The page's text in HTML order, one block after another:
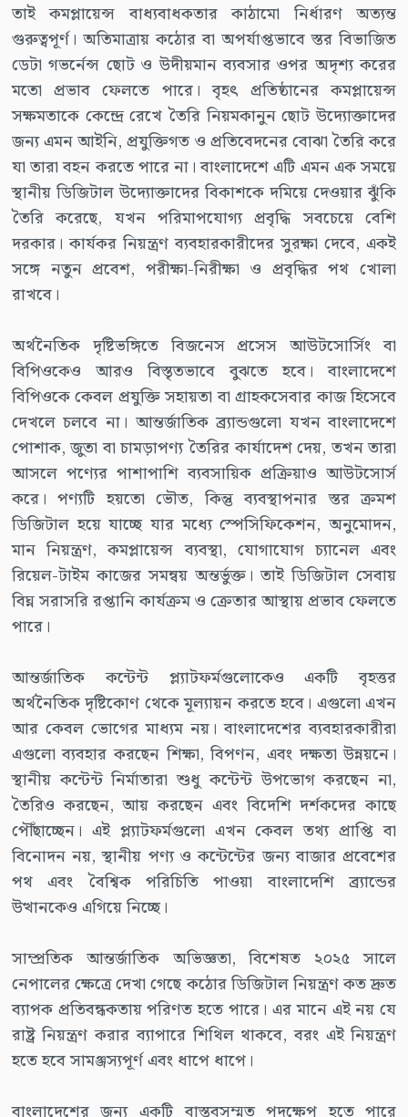
তাই কমপ্লায়েন্স বাধ্যবাধকতার কাঠামো নির্ধারণ অত্যন্ত
গুরুত্বপূর্ণ। অতিমাত্রায় কঠোর বা অপর্যাপ্তভাবে স্তর বিভাজিত
ডেটা গভর্নেন্স ছোট ও উদীয়মান ব্যবসার ওপর অদৃশ্য করের
মতো প্রভাব ফেলতে পারে। বৃহৎ প্রতিষ্ঠানের কমপ্লায়েন্স
সক্ষমতাকে কেন্দ্রে রেখে তৈরি নিয়মকানুন ছোট উদ্যোক্তাদের
জন্য এমন আইনি, প্রযুক্তিগত ও প্রতিবেদনের বোঝা তৈরি করে
যা তারা বহন করতে পারে না। বাংলাদেশে এটি এমন এক সময়ে
স্থানীয় ডিজিটাল উদ্যোক্তাদের বিকাশকে দমিয়ে দেওয়ার ঝুঁকি
তৈরি করেছে, যখন পরিমাপযোগ্য প্রবৃদ্ধি সবচেয়ে বেশি
দরকার। কার্যকর নিয়ন্ত্রণ ব্যবহারকারীদের সুরক্ষা দেবে, একই
সঙ্গে নতুন প্রবেশ, পরীক্ষা-নিরীক্ষা ও প্রবৃদ্ধির পথ খোলা
রাখবে।
অর্থনৈতিক দৃষ্টিভঙ্গিতে বিজনেস প্রসেস আউটসোর্সিং বা
বিপিওকেও আরও বিস্তৃতভাবে বুঝতে হবে। বাংলাদেশে
বিপিওকে কেবল প্রযুক্তি সহায়তা বা গ্রাহকসেবার কাজ হিসেবে
দেখলে চলবে না। আন্তর্জাতিক ব্র্যান্ডগুলো যখন বাংলাদেশে
পোশাক, জুতা বা চামড়াপণ্য তৈরির কার্যাদেশ দেয়, তখন তারা
আসলে পণ্যের পাশাপাশি ব্যবসায়িক প্রক্রিয়াও আউটসোর্স
করে। পণ্যটি হয়তো ভৌত, কিন্তু ব্যবস্থাপনার স্তর ক্রমশ
ডিজিটাল হয়ে যাচ্ছে যার মধ্যে স্পেসিফিকেশন, অনুমোদন,
মান নিয়ন্ত্রণ, কমপ্লায়েন্স ব্যবস্থা, যোগাযোগ চ্যানেল এবং
রিয়েল-টাইম কাজের সমন্বয় অন্তর্ভুক্ত। তাই ডিজিটাল সেবায়
বিঘ্ন সরাসরি রপ্তানি কার্যক্রম ও ক্রেতার আস্থায় প্রভাব ফেলতে
পারে।
আন্তর্জাতিক কন্টেন্ট প্ল্যাটফর্মগুলোকেও একটি বৃহত্তর
অর্থনৈতিক দৃষ্টিকোণ থেকে মূল্যায়ন করতে হবে। এগুলো এখন
আর কেবল ভোগের মাধ্যম নয়। বাংলাদেশের ব্যবহারকারীরা
এগুলো ব্যবহার করছেন শিক্ষা, বিপণন, এবং দক্ষতা উন্নয়নে।
স্থানীয় কন্টেন্ট নির্মাতারা শুধু কন্টেন্ট উপভোগ করছেন না,
তৈরিও করছেন, আয় করছেন এবং বিদেশি দর্শকদের কাছে
পৌঁছাচ্ছেন। এই প্ল্যাটফর্মগুলো এখন কেবল তথ্য প্রাপ্তি বা
বিনোদন নয়, স্থানীয় পণ্য ও কন্টেন্টের জন্য বাজার প্রবেশের
পথ এবং বৈশ্বিক পরিচিতি পাওয়া বাংলাদেশি ব্র্যান্ডের
উত্থানকেও এগিয়ে নিচ্ছে।
সাম্প্রতিক আন্তর্জাতিক অভিজ্ঞতা, বিশেষত ২০২৫ সালে
নেপালের ক্ষেত্রে দেখা গেছে কঠোর ডিজিটাল নিয়ন্ত্রণ কত দ্রুত
ব্যাপক প্রতিবন্ধকতায় পরিণত হতে পারে। এর মানে এই নয় যে
রাষ্ট্র নিয়ন্ত্রণ করার ব্যাপারে শিথিল থাকবে, বরং এই নিয়ন্ত্রণ
হতে হবে সামঞ্জস্যপূর্ণ এবং ধাপে ধাপে।